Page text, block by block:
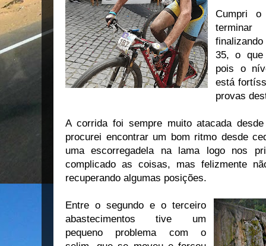
Cumpri o
35, o que
pois o
está
provas
A corrida foi sempre muito atacada
procurei encontrar um bom ritmo desde
uma escorregadela na lama logo nos
complicado as coisas, mas felizmente
recuperando algumas posições.
Entre o segundo e o terceiro
abastecimentos tive um
pequeno problema com o